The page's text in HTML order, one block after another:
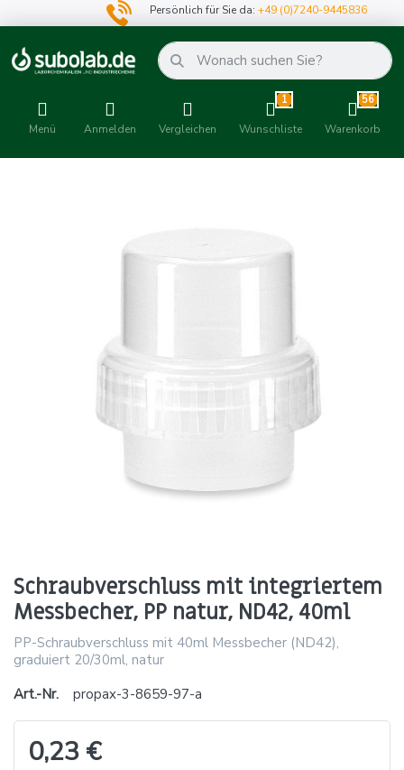
Persönlich für Sie da:+49 (0)7240-9445836
Menü Anmelden Vergleichen
1
Wunschliste
56
Warenkorb
Schraubverschluss mit integriertem
Messbecher, PP natur, ND42, 40ml
PP-Schraubverschluss mit 40ml Messbecher (ND42),
graduiert 20/30ml, natur
Art.-Nr.
propax-3-8659-97-a
0,23 €